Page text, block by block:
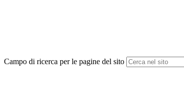
Campo di ricerca per le pagine del sito